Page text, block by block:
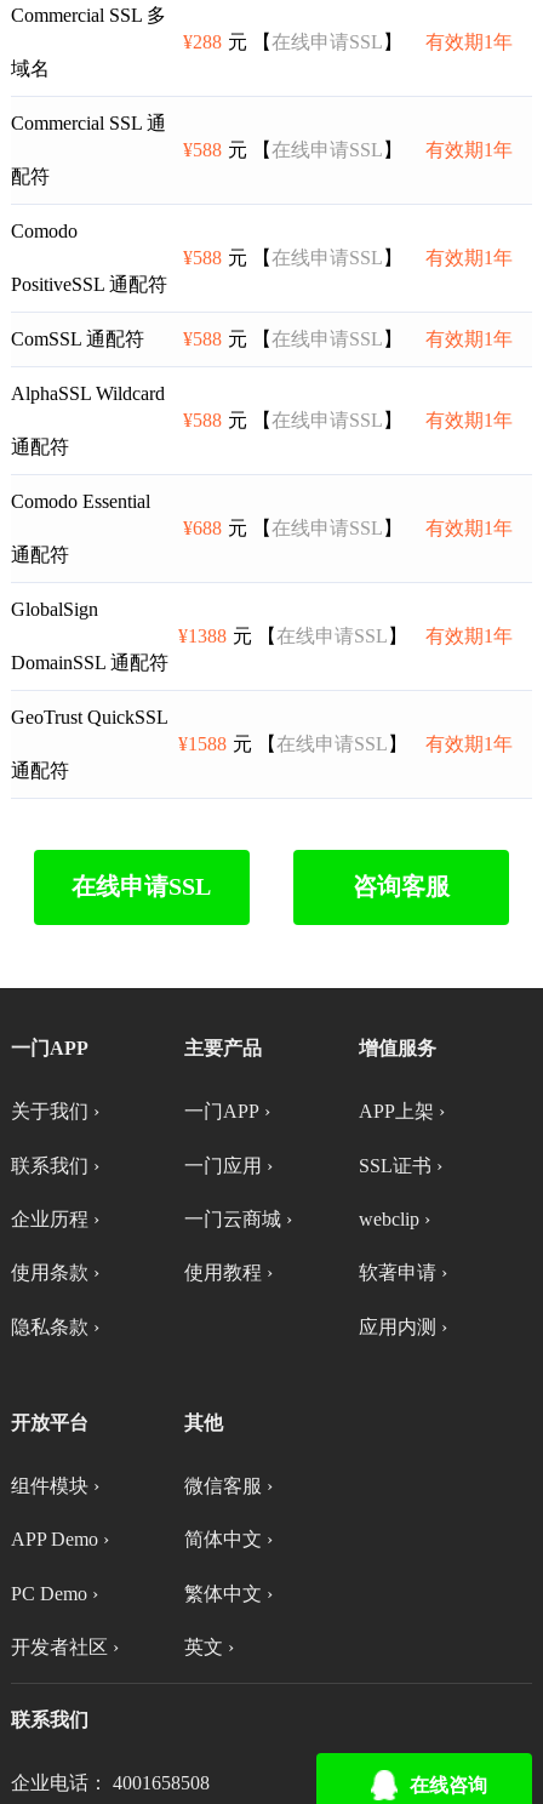
Commercial SSL 多
域名
¥288 元 【在线申请SSL 】 有效期1年
Commercial SSL 通
配符
¥588 元 【在线申请SSL 】 有效期1年
Comodo
PositiveSSL 通配符
¥588 元 【在线申请SSL 】 有效期1年
ComSSL 通配符 ¥588 元 【在线申请SSL 】 有效期1年
AlphaSSL Wildcard
通配符
¥588 元 【在线申请SSL 】 有效期1年
Comodo Essential
通配符
¥688 元 【在线申请SSL 】 有效期1年
GlobalSign
DomainSSL 通配符
¥1388 元 【在线申请SSL 】 有效期1年
GeoTrust QuickSSL
通配符
¥1588 元 【在线申请SSL 】 有效期1年
在线申请SSL 咨询客服
一门APP
关于我们 ›
联系我们 ›
企业历程 ›
使用条款 ›
隐私条款 ›
主要产品
一门APP ›
一门应用 ›
一门云商城 ›
使用教程 ›
增值服务
APP上架 ›
SSL证书 ›
webclip ›
软著申请 ›
应用内测 ›
开放平台
组件模块 ›
APP Demo ›
PC Demo ›
开发者社区 ›
其他
微信客服 ›
简体中文 ›
繁体中文 ›
英文 ›
联系我们
企业电话： 4001658508 在线咨询